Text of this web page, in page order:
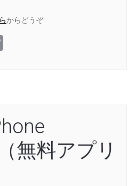
からどうぞ
無料アプリ